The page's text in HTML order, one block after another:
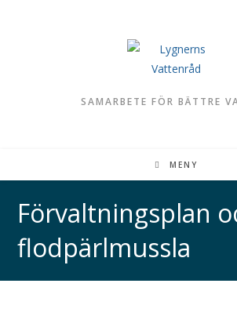
SAMARBETE FÖR BÄTTRE
MENY
Förvaltningsplan
flodpärlmussla